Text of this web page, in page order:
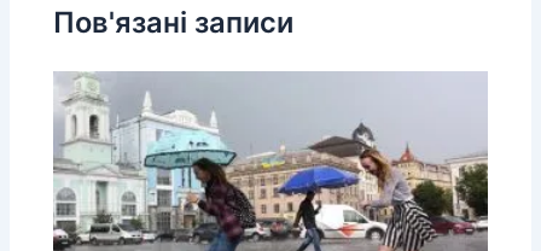
Пов'язані записи